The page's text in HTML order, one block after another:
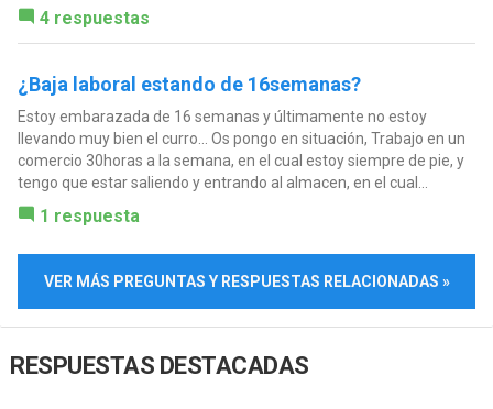
4 respuestas
¿Baja laboral estando de 16semanas?
Estoy embarazada de 16 semanas y últimamente no estoy
llevando muy bien el curro... Os pongo en situación, Trabajo en un
comercio 30horas a la semana, en el cual estoy siempre de pie, y
tengo que estar saliendo y entrando al almacen, en el cual...
1 respuesta
VER MÁS PREGUNTAS Y RESPUESTAS RELACIONADAS »
RESPUESTAS DESTACADAS